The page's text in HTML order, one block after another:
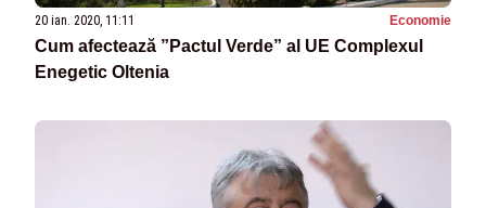
20 ian. 2020, 11:11 Economie
Cum afectează ”Pactul Verde” al UE Complexul
Enegetic Oltenia